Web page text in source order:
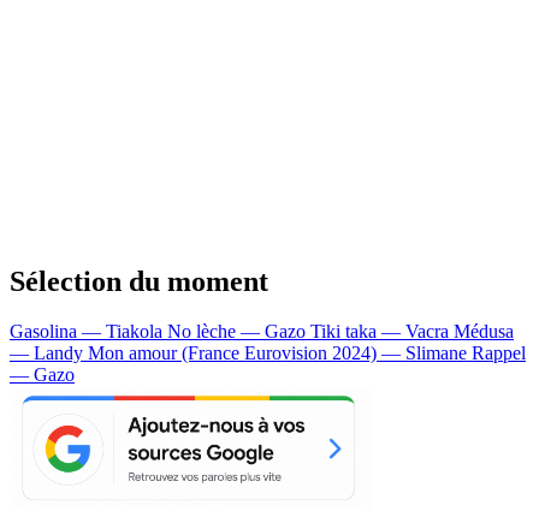
Sélection du moment
Gasolina — Tiakola No lèche — Gazo Tiki taka — Vacra Médusa
— Landy Mon amour (France Eurovision 2024) — Slimane Rappel
— Gazo